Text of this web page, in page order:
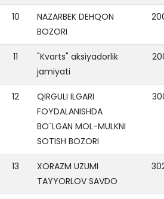
10
NAZARBEK DEHQON
BOZORI
11
"Kvarts" aksiyadorlik
jamiyati
12
QIRGULI ILGARI
FOYDALANISHDA
BO`LGAN MOL-MULKNI
SOTISH BOZORI
13
XORAZM UZUMI
TAYYORLOV SAVDO